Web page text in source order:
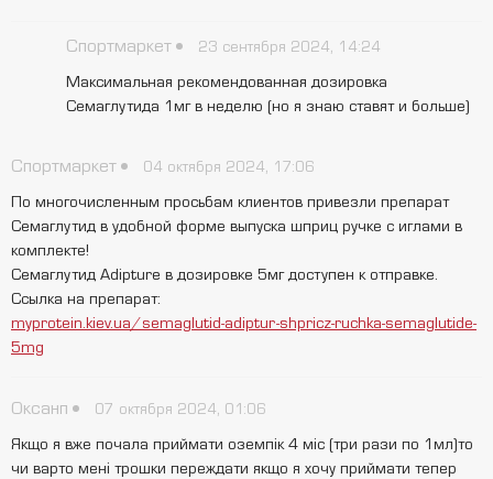
Спортмаркет 23 сентября 2024, 14:24
Максимальная рекомендованная дозировка
Семаглутида 1мг в неделю (но я знаю ставят и больше)
Спортмаркет 04 октября 2024, 17:06
По многочисленным просьбам клиентов привезли препарат
Семаглутид в удобной форме выпуска шприц ручке с иглами в
комплекте!
Семаглутид Adipture в дозировке 5мг доступен к отправке.
Ссылка на препарат:
myprotein.kiev.ua/semaglutid-adiptur-shpricz-ruchka-semaglutide-
5mg
Оксанп 07 октября 2024, 01:06
Якщо я вже почала приймати оземпік 4 міс (три рази по 1мл)то
чи варто мені трошки переждати якщо я хочу приймати тепер